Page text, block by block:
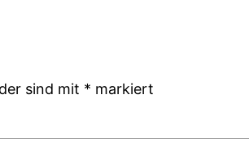
sind mit * markiert